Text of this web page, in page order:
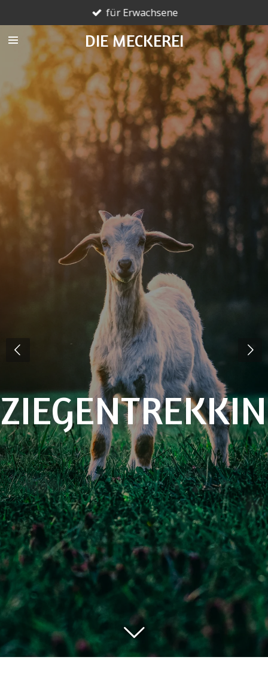
Hauptinhalt
springen
DIE MECKEREI
für Erwachsene
YOGA MIT
ZIEGEN